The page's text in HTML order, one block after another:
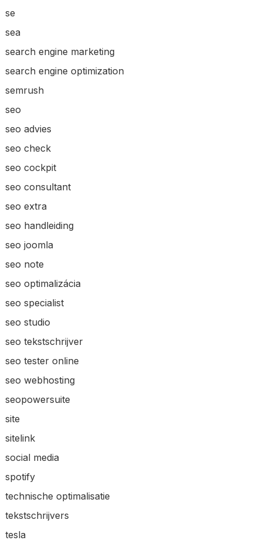
se
sea
search engine marketing
search engine optimization
semrush
seo
seo advies
seo check
seo cockpit
seo consultant
seo extra
seo handleiding
seo joomla
seo note
seo optimalizácia
seo specialist
seo studio
seo tekstschrijver
seo tester online
seo webhosting
seopowersuite
site
sitelink
social media
spotify
technische optimalisatie
tekstschrijvers
tesla